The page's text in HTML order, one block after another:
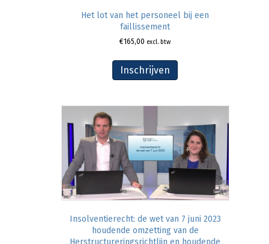
Het lot van het personeel bij een
faillissement
€165,00 excl. btw
Inschrijven
Insolventierecht: de wet van 7 juni 2023
houdende omzetting van de
Herstructureringsrichtlijn en houdende